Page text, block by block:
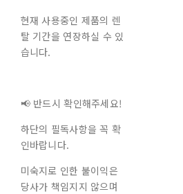
현재 사용중인 제품의 렌
탈 기간을 연장하실 수 있
습니다.
📢 반드시 확인해주세요!
하단의 필독사항을 꼭 확
인바랍니다.
미숙지로 인한 불이익은
당사가 책임지지 않으며